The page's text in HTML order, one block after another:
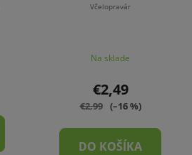
Včelopravár
Na sklade
€2,49
€2,99 (–16 %)
DO KOŠÍKA